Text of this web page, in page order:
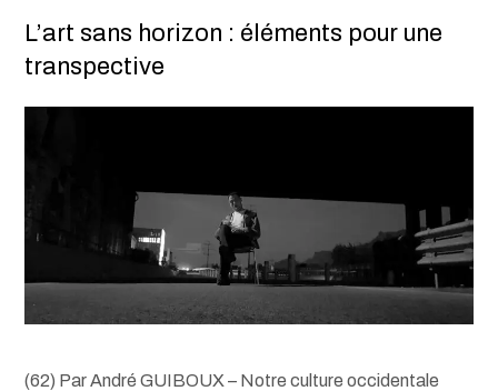
L’art sans horizon : éléments pour une
transpective
(62) Par André GUIBOUX – Notre culture occidentale